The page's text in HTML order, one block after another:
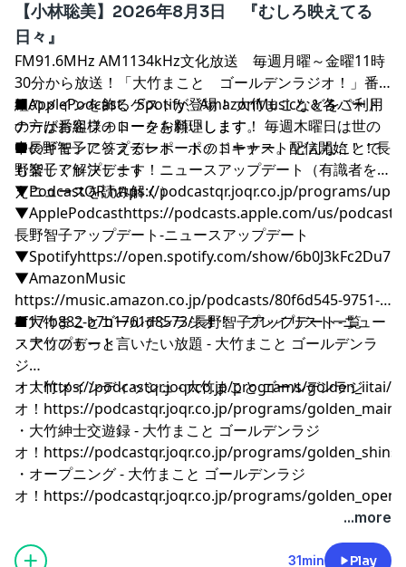
【小林聡美】2026年8月3日 『むしろ映えてる
日々』
FM91.6MHz AM1134kHz文化放送 毎週月曜～金曜11時
30分から放送！「大竹まこと ゴールデンラジオ！」番
組のメインを飾るゲストが登場！ 大竹まこと＆各パート
ナーがお客様のトークを料理します。 毎週木曜日は世の
中のギモンに答えるレポートのコーナー。 どんなことで
も楽しく解決します！
■ApplePodcast、Spotify、AmazonMusicなどをご利用
の方は番組フォローをお願いします！
■長野智子アップデート ポッドキャスト配信開始！！長
野智子アップデート ニュースアップデート（有識者を迎
えニュースを読み解く）
▼PodcastQR⁠⁠⁠⁠⁠⁠⁠⁠⁠⁠⁠⁠⁠⁠⁠⁠⁠⁠⁠⁠⁠⁠⁠⁠⁠⁠⁠⁠⁠⁠⁠⁠⁠⁠⁠⁠⁠⁠⁠⁠⁠⁠⁠⁠⁠⁠⁠⁠⁠⁠⁠⁠⁠⁠⁠⁠⁠⁠⁠⁠⁠⁠⁠⁠⁠⁠⁠⁠⁠⁠⁠⁠⁠⁠⁠⁠⁠⁠⁠⁠⁠⁠⁠⁠⁠⁠⁠⁠⁠⁠⁠⁠⁠⁠⁠⁠⁠⁠⁠⁠⁠⁠⁠⁠⁠⁠⁠⁠⁠⁠⁠⁠⁠⁠⁠⁠⁠⁠⁠⁠⁠⁠⁠⁠⁠⁠⁠⁠⁠⁠⁠⁠⁠⁠⁠⁠⁠⁠⁠⁠⁠⁠⁠⁠⁠⁠⁠⁠⁠⁠⁠⁠⁠⁠⁠⁠⁠https://podcastqr.joqr.co.jp/programs/up⁠⁠⁠⁠⁠⁠⁠⁠⁠⁠⁠⁠⁠⁠⁠⁠⁠⁠⁠⁠⁠⁠⁠⁠⁠⁠⁠⁠⁠⁠⁠⁠⁠⁠⁠⁠⁠⁠⁠⁠⁠⁠⁠⁠⁠⁠⁠⁠⁠⁠⁠⁠⁠⁠⁠⁠⁠⁠⁠⁠⁠⁠⁠⁠⁠⁠⁠⁠⁠⁠⁠⁠⁠⁠⁠⁠⁠⁠⁠⁠⁠⁠⁠⁠⁠⁠⁠⁠⁠⁠⁠⁠⁠⁠⁠⁠⁠⁠⁠⁠⁠⁠⁠⁠⁠⁠⁠⁠⁠⁠⁠⁠⁠⁠⁠⁠⁠⁠⁠⁠⁠⁠⁠⁠⁠⁠⁠⁠⁠⁠⁠⁠⁠⁠⁠⁠⁠⁠⁠⁠⁠⁠⁠⁠⁠⁠⁠⁠⁠⁠⁠⁠⁠⁠⁠⁠⁠
▼ApplePodcast⁠⁠⁠⁠⁠⁠⁠⁠⁠⁠⁠⁠⁠⁠⁠⁠⁠⁠⁠⁠⁠⁠⁠⁠⁠⁠⁠⁠⁠⁠⁠⁠⁠⁠⁠⁠⁠⁠⁠⁠⁠⁠⁠⁠⁠⁠⁠⁠⁠⁠⁠⁠⁠⁠⁠⁠⁠⁠⁠⁠⁠⁠⁠⁠⁠⁠⁠⁠⁠⁠⁠⁠⁠⁠⁠⁠⁠⁠⁠⁠⁠⁠⁠⁠⁠⁠⁠⁠⁠⁠⁠⁠⁠⁠⁠⁠⁠⁠⁠⁠⁠⁠⁠⁠⁠⁠⁠⁠⁠⁠⁠⁠⁠⁠⁠⁠⁠⁠⁠⁠⁠⁠⁠⁠⁠⁠⁠⁠⁠⁠⁠⁠⁠⁠⁠⁠⁠⁠⁠⁠⁠⁠⁠⁠⁠⁠⁠⁠⁠⁠⁠⁠⁠⁠⁠⁠⁠https://podcasts.apple.com/us/podcast/
長野智子アップデート-ニュースアップデート⁠⁠⁠⁠⁠⁠⁠⁠⁠⁠⁠⁠⁠⁠⁠⁠⁠⁠⁠⁠⁠⁠⁠⁠⁠⁠⁠⁠⁠⁠⁠⁠⁠⁠⁠⁠⁠⁠⁠⁠⁠⁠⁠⁠⁠⁠⁠⁠⁠⁠⁠⁠⁠⁠⁠⁠⁠⁠⁠⁠⁠⁠⁠⁠⁠⁠⁠⁠⁠⁠⁠⁠⁠⁠⁠⁠⁠⁠⁠⁠⁠⁠⁠⁠⁠⁠⁠⁠⁠⁠⁠⁠⁠⁠⁠⁠⁠⁠⁠⁠⁠⁠⁠⁠⁠⁠⁠⁠⁠⁠⁠⁠⁠⁠⁠⁠⁠⁠⁠⁠⁠⁠⁠⁠⁠⁠⁠⁠⁠⁠⁠⁠⁠⁠⁠⁠⁠⁠⁠⁠⁠⁠⁠⁠⁠⁠⁠⁠⁠⁠⁠⁠⁠⁠⁠⁠⁠
▼Spotify⁠⁠⁠⁠⁠⁠⁠⁠⁠⁠⁠⁠⁠⁠⁠⁠⁠⁠⁠⁠⁠⁠⁠⁠⁠⁠⁠⁠⁠⁠⁠⁠⁠⁠⁠⁠⁠⁠⁠⁠⁠⁠⁠⁠⁠⁠⁠⁠⁠⁠⁠⁠⁠⁠⁠⁠⁠⁠⁠⁠⁠⁠⁠⁠⁠⁠⁠⁠⁠⁠⁠⁠⁠⁠⁠⁠⁠⁠⁠⁠⁠⁠⁠⁠⁠⁠⁠⁠⁠⁠⁠⁠⁠⁠⁠⁠⁠⁠⁠⁠⁠⁠⁠⁠⁠⁠⁠⁠⁠⁠⁠⁠⁠⁠⁠⁠⁠⁠⁠⁠⁠⁠⁠⁠⁠⁠⁠⁠⁠⁠⁠⁠⁠⁠⁠⁠⁠⁠⁠⁠⁠⁠⁠⁠⁠⁠⁠⁠⁠⁠⁠⁠⁠⁠⁠⁠⁠https://open.spotify.com/show/
▼AmazonMusic
⁠⁠⁠⁠⁠⁠⁠⁠⁠⁠⁠⁠⁠⁠⁠⁠⁠⁠⁠⁠⁠⁠⁠⁠⁠⁠⁠⁠⁠⁠⁠⁠⁠⁠⁠⁠⁠⁠⁠⁠⁠⁠⁠⁠⁠⁠⁠⁠⁠⁠⁠⁠⁠⁠⁠⁠⁠⁠⁠⁠⁠⁠⁠⁠⁠⁠⁠⁠⁠⁠⁠⁠⁠⁠⁠⁠⁠⁠⁠⁠⁠⁠⁠⁠⁠⁠⁠⁠⁠⁠⁠⁠⁠⁠⁠⁠⁠⁠⁠⁠⁠⁠⁠⁠⁠⁠⁠⁠⁠⁠⁠⁠⁠⁠⁠⁠⁠⁠⁠⁠⁠⁠⁠⁠⁠⁠⁠⁠⁠⁠⁠⁠⁠⁠⁠⁠⁠⁠⁠⁠⁠⁠⁠⁠⁠⁠⁠⁠⁠⁠⁠⁠⁠⁠⁠⁠⁠https://music.amazon.co.jp/podcasts/80f6d545-9751-
4f17-b882-b7b1761d8573/長野智子アップデート-ニュー
スアップデート⁠⁠⁠⁠⁠⁠⁠⁠⁠⁠⁠⁠⁠⁠⁠⁠⁠⁠⁠⁠⁠⁠⁠⁠⁠⁠⁠⁠⁠⁠⁠⁠⁠⁠⁠⁠⁠⁠⁠⁠⁠⁠⁠⁠⁠⁠⁠⁠⁠⁠⁠⁠⁠⁠⁠⁠⁠⁠⁠⁠⁠⁠⁠⁠⁠⁠⁠⁠⁠⁠⁠⁠⁠⁠⁠⁠⁠⁠⁠⁠⁠⁠⁠⁠⁠⁠⁠⁠⁠⁠⁠⁠⁠⁠⁠⁠⁠⁠⁠⁠⁠⁠⁠⁠⁠⁠⁠⁠⁠⁠⁠⁠⁠⁠⁠⁠⁠⁠⁠⁠⁠⁠⁠⁠⁠⁠⁠⁠⁠⁠⁠⁠⁠⁠⁠⁠⁠⁠⁠⁠⁠⁠⁠⁠⁠⁠⁠⁠⁠⁠⁠⁠⁠⁠⁠⁠⁠
■大竹まことゴールデンラジオ！ プレイリスト一覧
・大竹のもっと言いたい放題 - 大竹まこと ゴールデンラ
ジ
オ！⁠⁠⁠⁠⁠⁠⁠⁠⁠⁠⁠⁠⁠⁠⁠⁠⁠⁠⁠⁠⁠⁠⁠⁠⁠⁠⁠⁠⁠⁠⁠⁠⁠⁠⁠⁠⁠⁠⁠⁠⁠⁠⁠⁠⁠⁠⁠⁠⁠⁠⁠⁠⁠⁠⁠⁠⁠⁠⁠⁠⁠⁠⁠⁠⁠⁠⁠⁠⁠⁠⁠⁠⁠⁠⁠⁠⁠⁠⁠⁠⁠⁠⁠⁠⁠⁠⁠⁠⁠⁠⁠⁠⁠⁠⁠⁠⁠⁠⁠⁠⁠⁠⁠⁠⁠⁠⁠⁠⁠⁠⁠⁠⁠⁠⁠⁠⁠⁠⁠⁠⁠⁠⁠⁠⁠⁠⁠⁠⁠⁠⁠⁠⁠⁠⁠⁠⁠⁠⁠⁠⁠⁠⁠⁠⁠⁠⁠⁠⁠⁠⁠⁠⁠⁠⁠⁠⁠https://podcastqr.joqr.co.jp/programs/golden_iitai/⁠⁠⁠⁠⁠⁠⁠⁠⁠⁠⁠⁠⁠⁠⁠⁠⁠⁠⁠⁠⁠⁠⁠⁠⁠⁠⁠⁠⁠⁠⁠⁠⁠⁠⁠⁠⁠⁠⁠⁠⁠⁠⁠⁠⁠⁠⁠⁠⁠⁠⁠⁠⁠⁠⁠⁠⁠⁠⁠⁠⁠⁠⁠⁠⁠⁠⁠⁠⁠⁠⁠⁠⁠⁠⁠⁠⁠⁠⁠⁠⁠⁠⁠⁠⁠⁠⁠⁠⁠⁠⁠⁠⁠⁠⁠⁠⁠⁠⁠⁠⁠⁠⁠⁠⁠⁠⁠⁠⁠⁠⁠⁠⁠⁠⁠⁠⁠⁠⁠⁠⁠⁠⁠⁠⁠⁠⁠⁠⁠⁠⁠⁠⁠⁠⁠⁠⁠⁠⁠⁠⁠⁠⁠⁠⁠⁠⁠⁠⁠⁠⁠⁠⁠⁠⁠⁠⁠
・大竹メインディッシュ - 大竹まこと ゴールデンラジ
オ！ ⁠⁠⁠⁠⁠⁠⁠⁠⁠⁠⁠⁠⁠⁠⁠⁠⁠⁠⁠⁠⁠⁠⁠⁠⁠⁠⁠⁠⁠⁠⁠⁠⁠⁠⁠⁠⁠⁠⁠⁠⁠⁠⁠⁠⁠⁠⁠⁠⁠⁠⁠⁠⁠⁠⁠⁠⁠⁠⁠⁠⁠⁠⁠⁠⁠⁠⁠⁠⁠⁠⁠⁠⁠⁠⁠⁠⁠⁠⁠⁠⁠⁠⁠⁠⁠⁠⁠⁠⁠⁠⁠⁠⁠⁠⁠⁠⁠⁠⁠⁠⁠⁠⁠⁠⁠⁠⁠⁠⁠⁠⁠⁠⁠⁠⁠⁠⁠⁠⁠⁠⁠⁠⁠⁠⁠⁠⁠⁠⁠⁠⁠⁠⁠⁠⁠⁠⁠⁠⁠⁠⁠⁠⁠⁠⁠⁠⁠⁠⁠⁠⁠⁠⁠⁠⁠⁠⁠https://podcastqr.joqr.co.jp/programs/golden_main⁠⁠⁠⁠⁠⁠⁠⁠⁠⁠⁠⁠⁠⁠⁠⁠⁠⁠⁠⁠⁠⁠⁠⁠⁠⁠⁠⁠⁠⁠⁠⁠⁠⁠⁠⁠⁠⁠⁠⁠⁠⁠⁠⁠⁠⁠⁠⁠⁠⁠⁠⁠⁠⁠⁠⁠⁠⁠⁠⁠⁠⁠⁠⁠⁠⁠⁠⁠⁠⁠⁠⁠⁠⁠⁠⁠⁠⁠⁠⁠⁠⁠⁠⁠⁠⁠⁠⁠⁠⁠⁠⁠⁠⁠⁠⁠⁠⁠⁠⁠⁠⁠⁠⁠⁠⁠⁠⁠⁠⁠⁠⁠⁠⁠⁠⁠⁠⁠⁠⁠⁠⁠⁠⁠⁠⁠⁠⁠⁠⁠⁠⁠⁠⁠⁠⁠⁠⁠⁠⁠⁠⁠⁠⁠⁠⁠⁠⁠⁠⁠⁠⁠⁠⁠⁠⁠⁠
・大竹紳士交遊録 - 大竹まこと ゴールデンラジ
オ！ ⁠⁠⁠⁠⁠⁠⁠⁠⁠⁠⁠⁠⁠⁠⁠⁠⁠⁠⁠⁠⁠⁠⁠⁠⁠⁠⁠⁠⁠⁠⁠⁠⁠⁠⁠⁠⁠⁠⁠⁠⁠⁠⁠⁠⁠⁠⁠⁠⁠⁠⁠⁠⁠⁠⁠⁠⁠⁠⁠⁠⁠⁠⁠⁠⁠⁠⁠⁠⁠⁠⁠⁠⁠⁠⁠⁠⁠⁠⁠⁠⁠⁠⁠⁠⁠⁠⁠⁠⁠⁠⁠⁠⁠⁠⁠⁠⁠⁠⁠⁠⁠⁠⁠⁠⁠⁠⁠⁠⁠⁠⁠⁠⁠⁠⁠⁠⁠⁠⁠⁠⁠⁠⁠⁠⁠⁠⁠⁠⁠⁠⁠⁠⁠⁠⁠⁠⁠⁠⁠⁠⁠⁠⁠⁠⁠⁠⁠⁠⁠⁠⁠⁠⁠⁠⁠⁠⁠https://podcastqr.joqr.co.jp/programs/
・オープニング - 大竹まこと ゴールデンラジ
オ！ ⁠⁠⁠⁠⁠⁠⁠⁠⁠⁠⁠⁠⁠⁠⁠⁠⁠⁠⁠⁠⁠⁠⁠⁠⁠⁠⁠⁠⁠⁠⁠⁠⁠⁠⁠⁠⁠⁠⁠⁠⁠⁠⁠⁠⁠⁠⁠⁠⁠⁠⁠⁠⁠⁠⁠⁠⁠⁠⁠⁠⁠⁠⁠⁠⁠⁠⁠⁠⁠⁠⁠⁠⁠⁠⁠⁠⁠⁠⁠⁠⁠⁠⁠⁠⁠⁠⁠⁠⁠⁠⁠⁠⁠⁠⁠⁠⁠⁠⁠⁠⁠⁠⁠⁠⁠⁠⁠⁠⁠⁠⁠⁠⁠⁠⁠⁠⁠⁠⁠⁠⁠⁠⁠⁠⁠⁠⁠⁠⁠⁠⁠⁠⁠⁠⁠⁠⁠⁠⁠⁠⁠⁠⁠⁠⁠⁠⁠⁠⁠⁠⁠⁠⁠⁠⁠⁠⁠https://podcastqr.joqr.co.jp/programs/
...more
31min Play